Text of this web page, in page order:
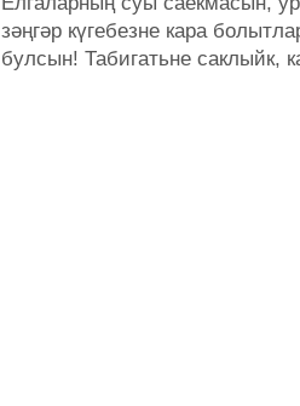
зәңгәр күгебезне кара
булсын! Табигатьне саклыйк,